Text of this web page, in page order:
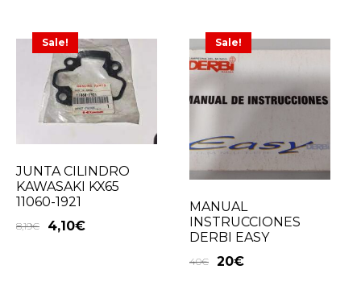
Sale!
JUNTA CILINDRO
KAWASAKI KX65
11060-1921
8,19€ 4,10€
Sale!
MANUAL
INSTRUCCIONES
DERBI EASY
40€ 20€